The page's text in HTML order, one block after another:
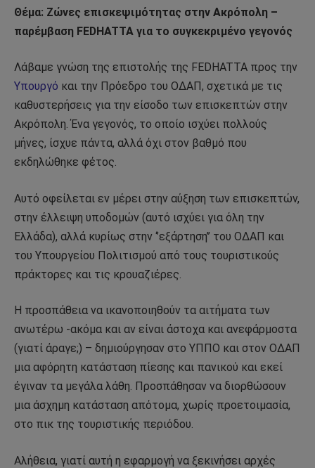
Θέμα: Ζώνες επισκεψιμότητας στην Ακρόπολη –
παρέμβαση FEDHATTA για το συγκεκριμένο γεγονός
Λάβαμε γνώση της επιστολής της FEDHATTA προς την
Υπουργό και την Πρόεδρο του ΟΔΑΠ, σχετικά με τις
καθυστερήσεις για την είσοδο των επισκεπτών στην
Ακρόπολη. Ένα γεγονός, το οποίο ισχύει πολλούς
μήνες, ίσχυε πάντα, αλλά όχι στον βαθμό που
εκδηλώθηκε φέτος.
Αυτό οφείλεται εν μέρει στην αύξηση των επισκεπτών,
στην έλλειψη υποδομών (αυτό ισχύει για όλη την
Ελλάδα), αλλά κυρίως στην ‘’εξάρτηση’’ του ΟΔΑΠ και
του Υπουργείου Πολιτισμού από τους τουριστικούς
πράκτορες και τις κρουαζιέρες.
Η προσπάθεια να ικανοποιηθούν τα αιτήματα των
ανωτέρω -ακόμα και αν είναι άστοχα και ανεφάρμοστα
(γιατί άραγε;) – δημιούργησαν στο ΥΠΠΟ και στον ΟΔΑΠ
μια αφόρητη κατάσταση πίεσης και πανικού και εκεί
έγιναν τα μεγάλα λάθη. Προσπάθησαν να διορθώσουν
μια άσχημη κατάσταση απότομα, χωρίς προετοιμασία,
στο πικ της τουριστικής περιόδου.
Αλήθεια, γιατί αυτή η εφαρμογή να ξεκινήσει αρχές